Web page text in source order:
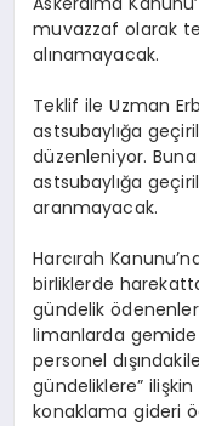
muvazzaf olarak
alınamayacak.
Teklif ile Uzman
astsubaylığa
düzenleniyor.
astsubaylığa
aranmayacak.
Harcırah
birliklerde
gündelik
limanlarda
personel
gündeliklere”
konaklama gideri